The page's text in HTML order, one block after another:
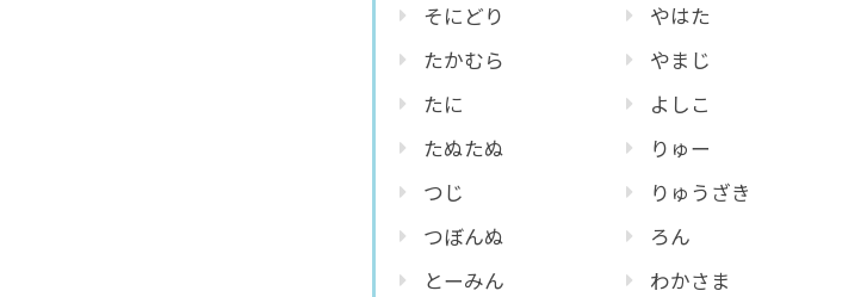
そにどり
たかむら
たに
たぬたぬ
つじ
つぼんぬ
とーみん
やはた
やまじ
よしこ
りゅー
りゅうざき
ろん
わかさま